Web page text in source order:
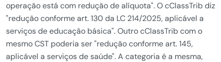
operação está com redução de alíquota". O cClassTrib diz
"redução conforme art. 130 da LC 214/2025, aplicável a
serviços de educação básica". Outro cClassTrib com o
mesmo CST poderia ser "redução conforme art. 145,
aplicável a serviços de saúde". A categoria é a mesma,